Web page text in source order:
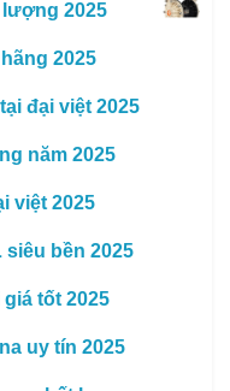
2025
2025
đại việt 2025
năm 2025
việt 2025
bền 2025
tốt 2025
uy tín 2025